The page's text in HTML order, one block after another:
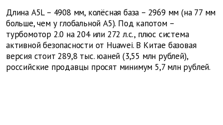
Длина A5L – 4908 мм, колёсная база – 2969 мм (на 77 мм
больше, чем у глобальной A5). Под капотом –
турбомотор 2.0 на 204 или 272 л.с., плюс система
активной безопасности от Huawei. В Китае базовая
версия стоит 289,8 тыс. юаней (3,55 млн рублей),
российские продавцы просят минимум 5,7 млн рублей.